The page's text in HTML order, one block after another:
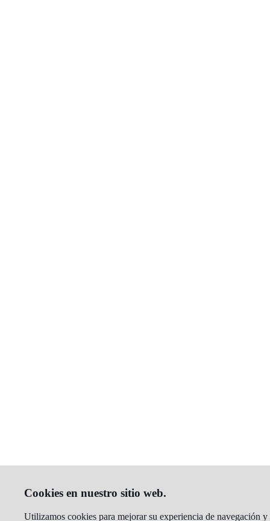
Cookies en nuestro sitio web.
Utilizamos cookies para mejorar su experiencia de navegación